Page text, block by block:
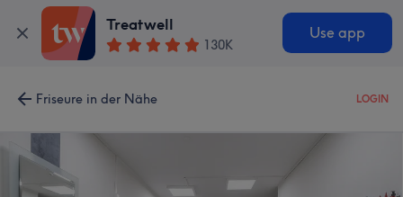
Treatwell
130K
Use app
Friseure in der Nähe LOGIN